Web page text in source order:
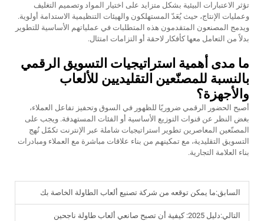
تؤثر الاعتبارات البيئية بشكل متزايد على اختيار المواد وتصميم التغليف
وعمليات الإنتاج، حيث يُعَدّ المستهلكون والهيئات التنظيمية الاستدامة أولوية.
ويدمج المصنعون المتقدمون هذه المتطلبات في عملياتهم الأساسية للتطوير
بدلاً من التعامل معها كأفكار لاحقة أو التزامات امتثال.
ما مدى أهمية استراتيجيات التسويق الرقمي
بالنسبة للمصنّعين التقليديين للألعاب
والأجهزة؟
أصبح الحضور الرقمي ضروريًا للظهور في السوق وتحفيز تفاعل العملاء،
بغض النظر عن قنوات التوزيع الأساسية أو الفئات المستهدفة. ويجب على
المصنّعين المعاصرين تطوير استراتيجيات شاملة عبر الإنترنت تكمّل نُهج
التسويق التقليدية، مع تمكينهم من بناء علاقات مباشرة مع العملاء ومبادرات
بناء العلامة التجارية.
السابق:ما يمكن توقعه من شركة تصنيع ألعاب الطاولة الخاصة بك
التالي:دليل 2025: كيفية أن تصبح صانعي ألعاب طاولة ناجحين